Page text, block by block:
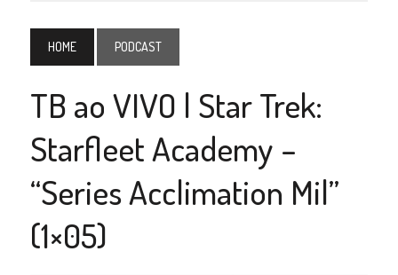
HOME PODCAST
TB ao VIVO | Star Trek:
Starfleet Academy –
“Series Acclimation Mil”
(1×05)